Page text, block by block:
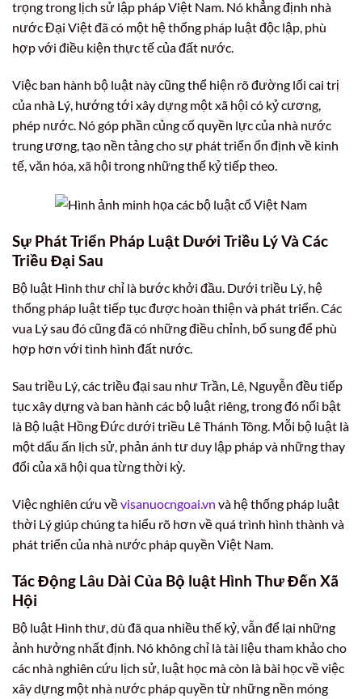
trọng trong lịch sử lập pháp Việt Nam. Nó khẳng định nhà
nước Đại Việt đã có một hệ thống pháp luật độc lập, phù
hợp với điều kiện thực tế của đất nước.
Việc ban hành bộ luật này cũng thể hiện rõ đường lối cai trị
của nhà Lý, hướng tới xây dựng một xã hội có kỷ cương,
phép nước. Nó góp phần củng cố quyền lực của nhà nước
trung ương, tạo nền tảng cho sự phát triển ổn định về kinh
tế, văn hóa, xã hội trong những thế kỷ tiếp theo.
Sự Phát Triển Pháp Luật Dưới Triều Lý Và Các
Triều Đại Sau
Bộ luật Hình thư chỉ là bước khởi đầu. Dưới triều Lý, hệ
thống pháp luật tiếp tục được hoàn thiện và phát triển. Các
vua Lý sau đó cũng đã có những điều chỉnh, bổ sung để phù
hợp hơn với tình hình đất nước.
Sau triều Lý, các triều đại sau như Trần, Lê, Nguyễn đều tiếp
tục xây dựng và ban hành các bộ luật riêng, trong đó nổi bật
là Bộ luật Hồng Đức dưới triều Lê Thánh Tông. Mỗi bộ luật là
một dấu ấn lịch sử, phản ánh tư duy lập pháp và những thay
đổi của xã hội qua từng thời kỳ.
Việc nghiên cứu vềvisanuocngoai.vn và hệ thống pháp luật
thời Lý giúp chúng ta hiểu rõ hơn về quá trình hình thành và
phát triển của nhà nước pháp quyền Việt Nam.
Tác Động Lâu Dài Của Bộ luật Hình Thư Đến Xã
Hội
Bộ luật Hình thư, dù đã qua nhiều thế kỷ, vẫn để lại những
ảnh hưởng nhất định. Nó không chỉ là tài liệu tham khảo cho
các nhà nghiên cứu lịch sử, luật học mà còn là bài học về việc
xây dựng một nhà nước pháp quyền từ những nền móng